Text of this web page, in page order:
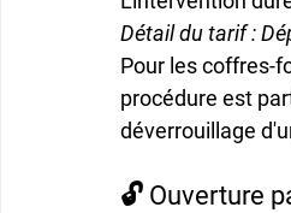
Détail du tarif :
Pour les coffres-
procédure est
déverrouillage
🔓 Ouverture